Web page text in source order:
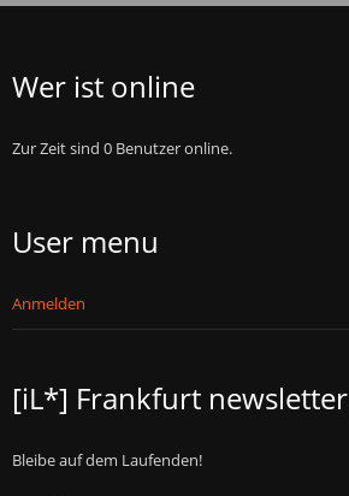
Wer ist online
Zur Zeit sind 0 Benutzer online.
User menu
Anmelden
[iL*] Frankfurt newsletter
Bleibe auf dem Laufenden!